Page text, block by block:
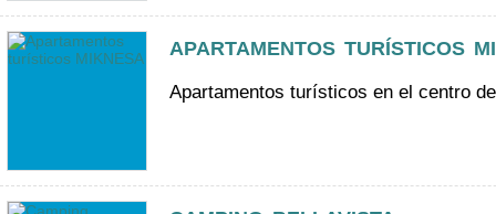
APARTAMENTOS TURÍSTICOS
Apartamentos turísticos en el centro